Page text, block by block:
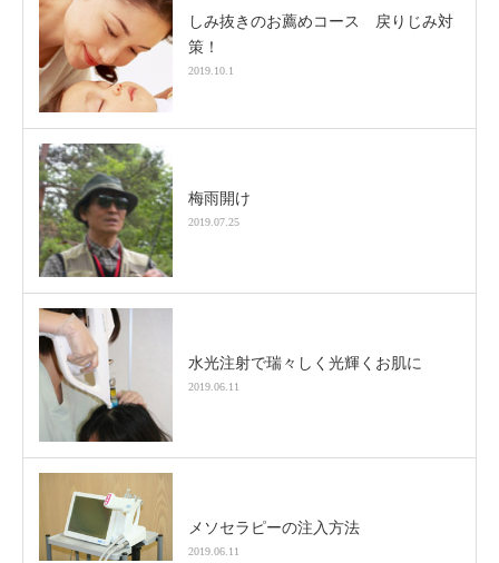
しみ抜きのお薦めコース 戻りじみ対
策！
2019.10.1
梅雨開け
2019.07.25
水光注射で瑞々しく光輝くお肌に
2019.06.11
メソセラピーの注入方法
2019.06.11